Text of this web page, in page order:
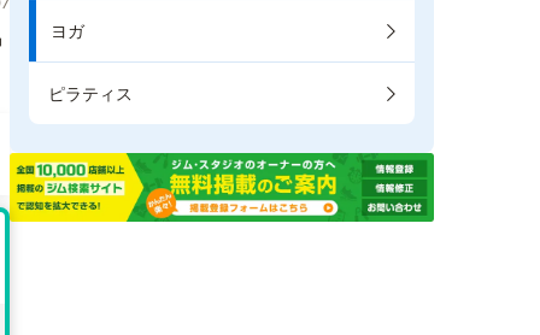
ヨガ
ピラティス